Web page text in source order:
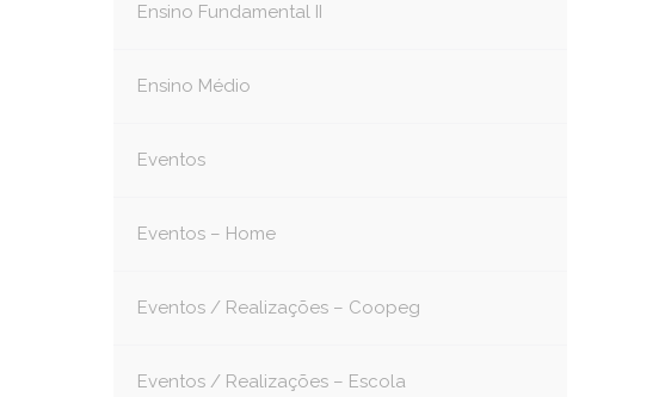
Ensino Fundamental II
Ensino Médio
Eventos
Eventos – Home
Eventos / Realizações – Coopeg
Eventos / Realizações – Escola